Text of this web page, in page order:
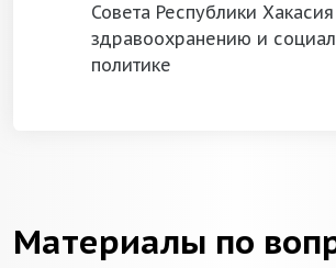
Совета Республики
здравоохранению и
политике
Материалы по